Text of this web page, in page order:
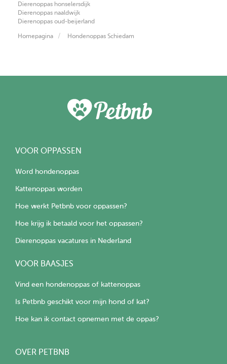
Dierenoppas honselersdijk
Dierenoppas naaldwijk
Dierenoppas oud-beijerland
Homepagina Hondenoppas Schiedam
VOOR OPPASSEN
Word hondenoppas
Kattenoppas worden
Hoe werkt Petbnb voor oppassen?
Hoe krijg ik betaald voor het oppassen?
Dierenoppas vacatures in Nederland
VOOR BAASJES
Vind een hondenoppas of kattenoppas
Is Petbnb geschikt voor mijn hond of kat?
Hoe kan ik contact opnemen met de oppas?
OVER PETBNB